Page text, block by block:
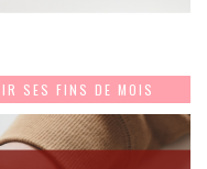
SES FINS DE MOIS